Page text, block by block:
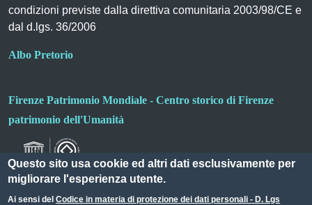
condizioni previste dalla direttiva comunitaria 2003/98/CE e
dal d.lgs. 36/2006
Albo Pretorio
Firenze Patrimonio Mondiale - Centro storico di Firenze
patrimonio dell'Umanità
Questo sito usa cookie ed altri dati esclusivamente per
migliorare l'esperienza utente.
Ai sensi delCodice in materia di protezione dei dati personali - D. Lgs